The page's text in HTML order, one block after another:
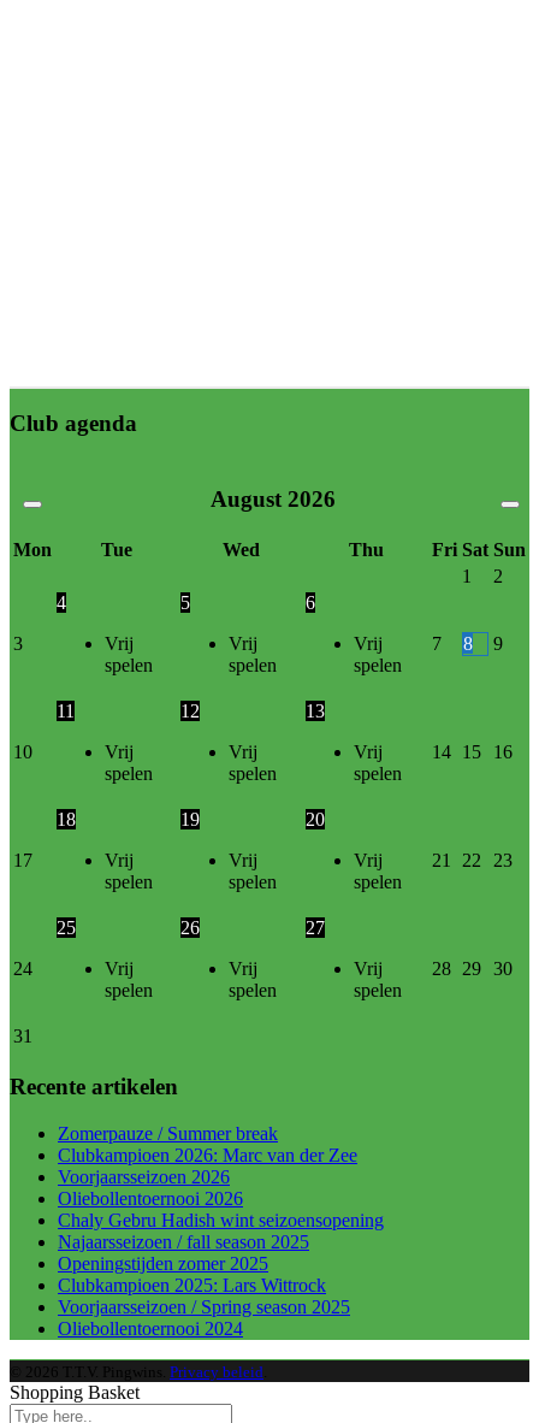
Club agenda
August 2026
Mon Tue Wed Thu Fri Sat Sun
1
2
3
4
Vrij
spelen
5
Vrij
spelen
6
Vrij
spelen
7 8 9
10
11
Vrij
spelen
12
Vrij
spelen
13
Vrij
spelen
14 15 16
17
18
Vrij
spelen
19
Vrij
spelen
20
Vrij
spelen
21 22 23
24
25
Vrij
spelen
26
Vrij
spelen
27
Vrij
spelen
28 29 30
31
Recente artikelen
Zomerpauze / Summer break
Clubkampioen 2026: Marc van der Zee
Voorjaarsseizoen 2026
Oliebollentoernooi 2026
Chaly Gebru Hadish wint seizoensopening
Najaarsseizoen / fall season 2025
Openingstijden zomer 2025
Clubkampioen 2025: Lars Wittrock
Voorjaarsseizoen / Spring season 2025
Oliebollentoernooi 2024
© 2026 T.T.V. Pingwins. Privacy beleid
Shopping Basket